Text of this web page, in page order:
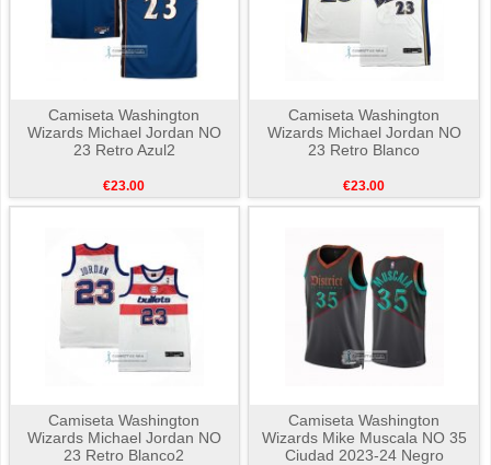
Camiseta Washington
Wizards Michael Jordan NO
23 Retro Azul2
€23.00
Camiseta Washington
Wizards Michael Jordan NO
23 Retro Blanco
€23.00
Camiseta Washington
Wizards Michael Jordan NO
23 Retro Blanco2
Camiseta Washington
Wizards Mike Muscala NO 35
Ciudad 2023-24 Negro